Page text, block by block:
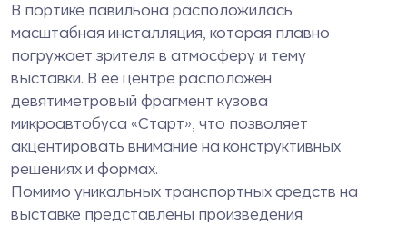
В портике павильона расположилась
масштабная инсталляция, которая плавно
погружает зрителя в атмосферу и тему
выставки. В ее центре расположен
девятиметровый фрагмент кузова
микроавтобуса «Старт», что позволяет
акцентировать внимание на конструктивных
решениях и формах.
Помимо уникальных транспортных средств на
выставке представлены произведения